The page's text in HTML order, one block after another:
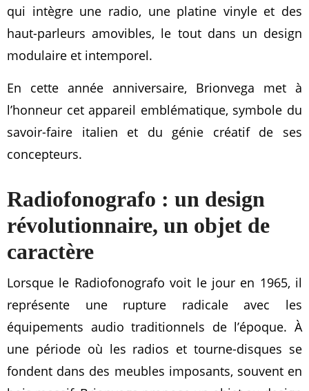
qui intègre une radio, une platine vinyle et des
haut-parleurs amovibles, le tout dans un design
modulaire et intemporel.
En cette année anniversaire, Brionvega met à
l’honneur cet appareil emblématique, symbole du
savoir-faire italien et du génie créatif de ses
concepteurs.
Radiofonografo : un design
révolutionnaire, un objet de
caractère
Lorsque le Radiofonografo voit le jour en 1965, il
représente une rupture radicale avec les
équipements audio traditionnels de l’époque. À
une période où les radios et tourne-disques se
fondent dans des meubles imposants, souvent en